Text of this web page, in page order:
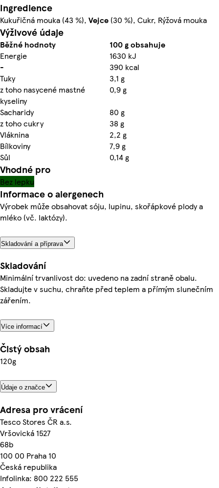
Ingredience
Kukuřičná mouka (43 %), Vejce (30 %), Cukr, Rýžová mouka
Výživové údaje
Běžné hodnoty
100 g obsahuje
Energie
1630 kJ
-
390 kcal
Tuky
3,1 g
z toho nasycené mastné
kyseliny
0,9 g
Sacharidy
80 g
z toho cukry
38 g
Vláknina
2,2 g
Bílkoviny
7,9 g
Sůl
0,14 g
Vhodné pro
Bez lepku
Informace o alergenech
Výrobek může obsahovat sóju, lupinu, skořápkové plody a
mléko (vč. laktózy).
Skladování a příprava
Skladování
Minimální trvanlivost do: uvedeno na zadní straně obalu.
Skladujte v suchu, chraňte před teplem a přímým slunečním
zářením.
Více informací
Čistý obsah
120g
Údaje o značce
Adresa pro vrácení
Tesco Stores ČR a.s.
Vršovická 1527
68b
100 00 Praha 10
Česká republika
Infolinka: 800 222 555